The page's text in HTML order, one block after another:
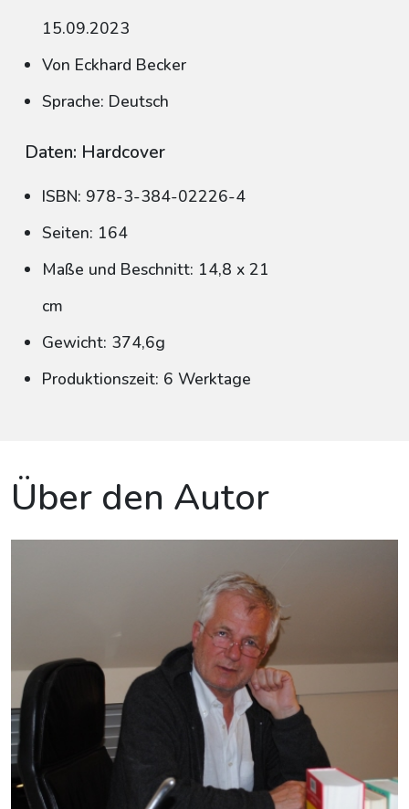
15.09.2023
Von Eckhard Becker
Sprache: Deutsch
Daten: Hardcover
ISBN: 978-3-384-02226-4
Seiten: 164
Maße und Beschnitt: 14,8 x 21
cm
Gewicht: 374,6g
Produktionszeit: 6 Werktage
Über den Autor